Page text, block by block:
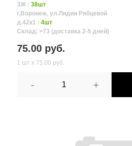
3Ж : 38шт
г.Воронеж, ул.Лидии Рябцевой
д.42к1 : 4шт
Склад: >73 (доставка 2-5 дней)
75.00 руб.
1 шт х 75.00 руб.
- +